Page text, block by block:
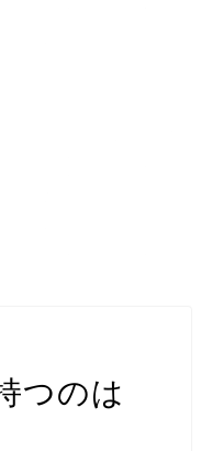
つのは